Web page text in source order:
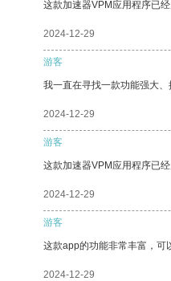
这款加速器VPM应用程序已
2024-12-29
游客
我一直在寻找一款功能强大
2024-12-29
游客
这款加速器VPM应用程序已
2024-12-29
游客
这款app的功能非常丰富，可
2024-12-29